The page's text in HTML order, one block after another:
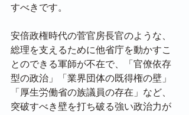
すべきです。
安倍政権時代の菅官房長官のような、
総理を支えるために他省庁を動かすこ
とのできる軍師が不在で、「官僚依存
型の政治」「業界団体の既得権の壁」
「厚生労働省の族議員の存在」など、
突破すべき壁を打ち破る強い政治力が